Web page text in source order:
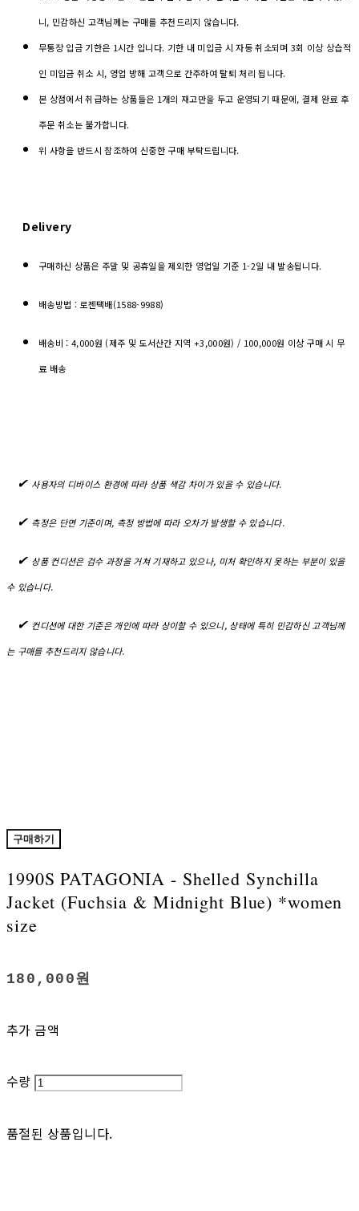
니, 민감하신 고객님께는 구매를 추천드리지 않습니다.
무통장 입금 기한은 1시간 입니다. 기한 내 미입금 시 자동 취소되며 3회 이상 상습적
인 미입금 취소 시, 영업 방해 고객으로 간주하여 탈퇴 처리 됩니다.
본 상점에서 취급하는 상품들은 1개의 재고만을 두고 운영되기 때문에, 결제 완료 후
주문 취소는 불가합니다.
위 사항을 반드시 참조하여 신중한 구매 부탁드립니다.
Delivery
구매하신 상품은 주말 및 공휴일을 제외한 영업일 기준 1-2일 내 발송됩니다.
배송방법 : 로젠택배(1588-9988)
배송비 : 4,000원 (제주 및 도서산간 지역 +3,000원) / 100,000원 이상 구매 시 무
료 배송
✔︎ 사용자의 디바이스 환경에 따라 상품 색감 차이가 있을 수 있습니다.
✔︎ 측정은 단면 기준이며, 측정 방법에 따라 오차가 발생할 수 있습니다.
✔︎ 상품 컨디션은 검수 과정을 거쳐 기재하고 있으나, 미처 확인하지 못하는 부분이 있을
수 있습니다.
✔︎ 컨디션에 대한 기준은 개인에 따라 상이할 수 있으니, 상태에 특히 민감하신 고객님께
는 구매를 추천드리지 않습니다.
구매하기
1990S PATAGONIA - Shelled Synchilla
Jacket (Fuchsia & Midnight Blue) *women
size
180,000원
추가 금액
수량
품절된 상품입니다.